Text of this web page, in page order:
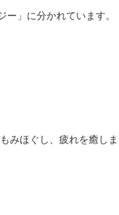
」に分かれています。
みほぐし、疲れを癒しま